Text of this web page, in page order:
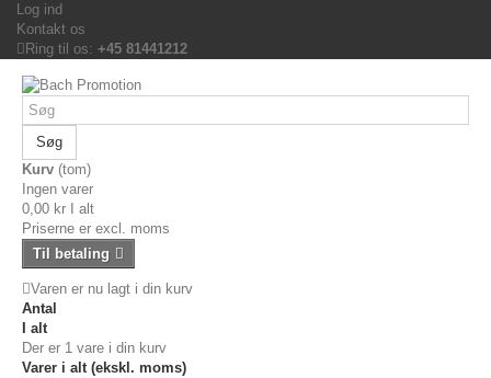
Log ind
Kontakt os
Ring til os: +45 81441212
Søg
Kurv (tom)
Ingen varer
0,00 kr
I alt
Priserne er excl. moms
Til betaling
Varen er nu lagt i din kurv
Antal
I alt
Der er 1 vare i din kurv
Varer i alt (ekskl. moms)